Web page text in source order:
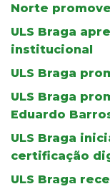
Norte
ULS Braga
institucional
ULS Braga
ULS Braga
Eduardo
ULS Braga
certificação
ULS Braga